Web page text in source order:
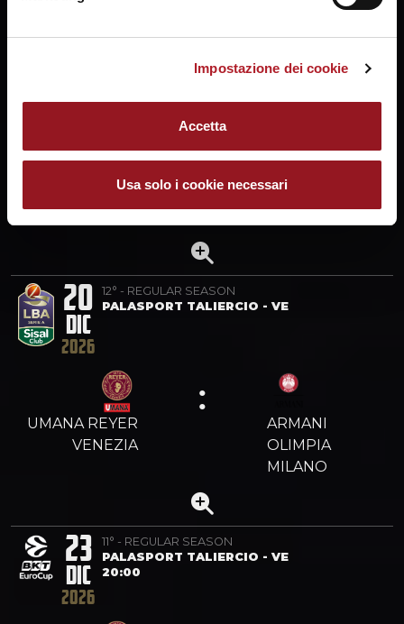
Impostazione dei cookie
Accetta
Usa solo i cookie necessari
DIC
10° - REGULAR SEASON
ANKARA SPOR SALONU, ANKARA
TURK TELEKOM
:
UMANA REYER
20
DIC
2026
12° - REGULAR SEASON
PALASPORT TALIERCIO - VE
UMANA REYER
VENEZIA
:
ARMANI
OLIMPIA
MILANO
23
DIC
2026
11° - REGULAR SEASON
PALASPORT TALIERCIO - VE
20:00